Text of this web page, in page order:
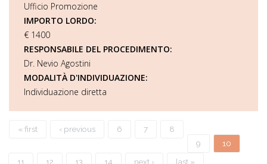
Ufficio Promozione
IMPORTO LORDO:
€ 1400
RESPONSABILE DEL PROCEDIMENTO:
Dr. Nevio Agostini
MODALITÀ D'INDIVIDUAZIONE:
Individuazione diretta
Pages
« first ‹ previous 6 7
8
9
10
11
12 13 14 next › last »